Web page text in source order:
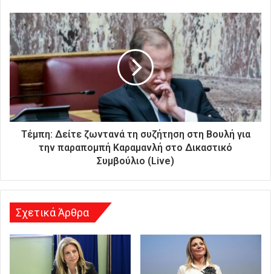
κ
ή
σ
α
ς
ε
ύ
η
Τέμπη: Δείτε ζωντανά τη συζήτηση στη Βουλή για
την παραπομπή Καραμανλή στο Δικαστικό
Συμβούλιο (Live)
Σχετικά Άρθρα